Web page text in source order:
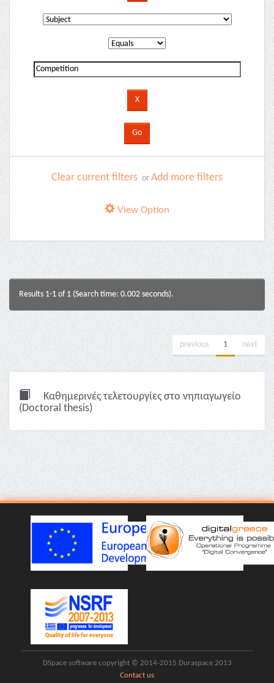
Clear current filters or Add more filters
View Option
Results 1-1 of 1 (Search time: 0.002 seconds).
previous 1 next
Καθημερινές τελετουργίες στο νηπιαγωγείο
(Doctoral thesis)
DSpace software copyright © 2014-2015 Duraspace 2013
Contact us